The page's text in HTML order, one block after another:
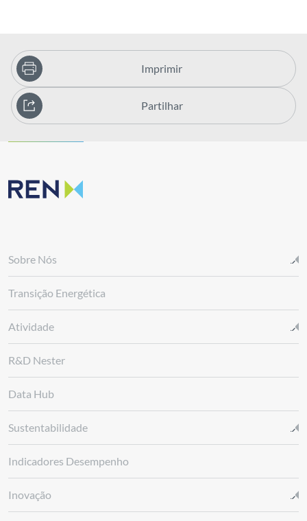
Imprimir
Partilhar
Sobre Nós
Transição Energética
Atividade
R&D Nester
Data Hub
Sustentabilidade
Indicadores Desempenho
Inovação